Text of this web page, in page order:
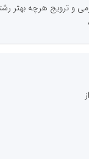
و ترویج هرچه بهتر